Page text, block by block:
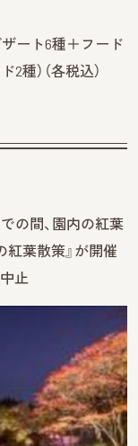
ザート6種＋フード
2種）（各税込）
での間、園内の紅葉
紅葉散策』が開催
止